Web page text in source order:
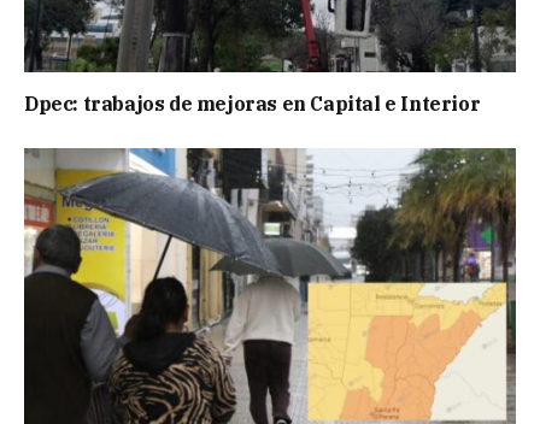
Dpec: trabajos de mejoras en Capital e Interior